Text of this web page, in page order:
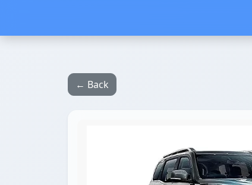
← Back